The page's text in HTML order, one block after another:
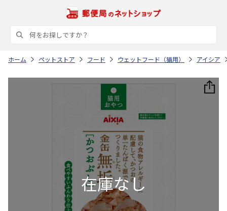
ホーム ペットストア フード ウェットフード（猫用） アイシア